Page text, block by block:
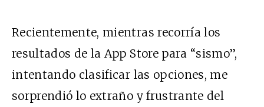
Recientemente, mientras recorría los
resultados de la App Store para “sismo”,
intentando clasificar las opciones, me
sorprendió lo extraño y frustrante del